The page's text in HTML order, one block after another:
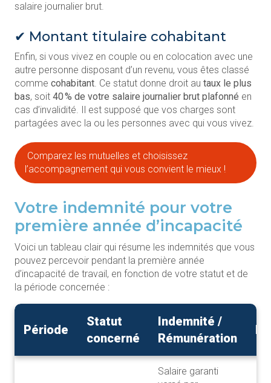
salaire journalier brut.
✔ Montant titulaire cohabitant
Enfin, si vous vivez en couple ou en colocation avec une
autre personne disposant d’un revenu, vous êtes classé
comme cohabitant. Ce statut donne droit au taux le plus
bas, soit 40 % de votre salaire journalier brut plafonné en
cas d’invalidité. Il est supposé que vos charges sont
partagées avec la ou les personnes avec qui vous vivez.
Comparez les mutuelles et choisissez
l’accompagnement qui vous convient le mieux !
Votre indemnité pour votre
première année d’incapacité
Voici un tableau clair qui résume les indemnités que vous
pouvez percevoir pendant la première année
d’incapacité de travail, en fonction de votre statut et de
la période concernée :
Période
Statut
concerné
Indemnité /
Rémunération
Salaire garanti